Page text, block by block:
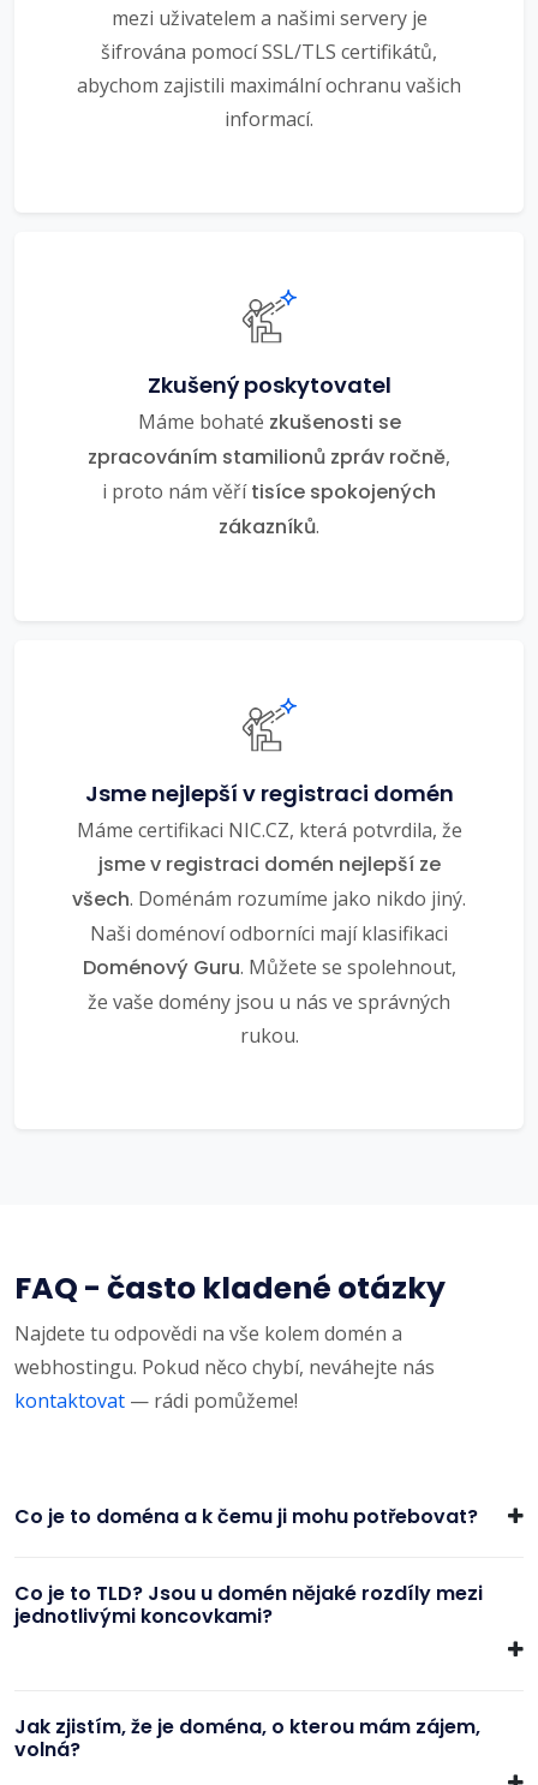
mezi uživatelem a našimi servery je
šifrována pomocí SSL/TLS certifikátů,
abychom zajistili maximální ochranu vašich
informací.
Zkušený poskytovatel
Máme bohaté zkušenosti se
zpracováním stamilionů zpráv ročně,
i proto nám věřítisíce spokojených
zákazníků.
Jsme nejlepší v registraci domén
Máme certifikaci NIC.CZ, která potvrdila, že
jsme v registraci domén nejlepší ze
všech. Doménám rozumíme jako nikdo jiný.
Naši doménoví odborníci mají klasifikaci
Doménový Guru. Můžete se spolehnout,
že vaše domény jsou u nás ve správných
rukou.
FAQ - často kladené otázky
Najdete tu odpovědi na vše kolem domén a
webhostingu. Pokud něco chybí, neváhejte nás
kontaktovat — rádi pomůžeme!
Co je to doména a k čemu ji mohu potřebovat?
Co je to TLD? Jsou u domén nějaké rozdíly mezi
jednotlivými koncovkami?
Jak zjistím, že je doména, o kterou mám zájem,
volná?